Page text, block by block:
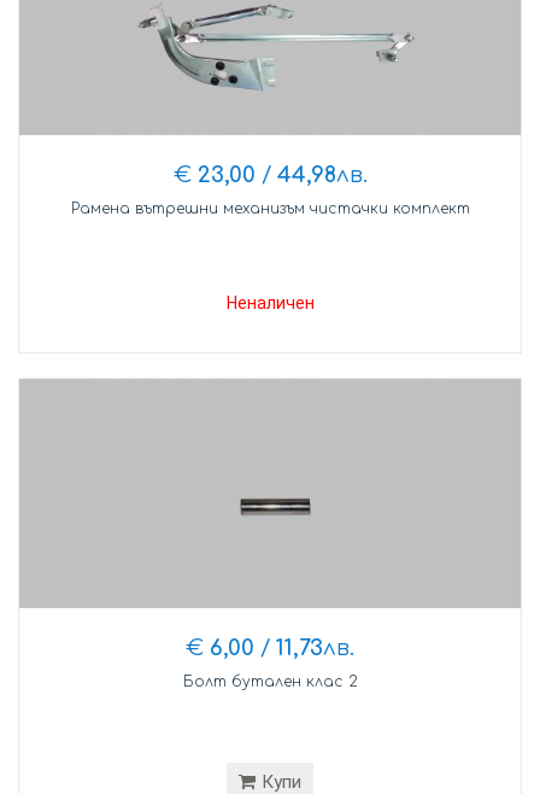
€ 23,00 / 44,98лв.
Рамена вътрешни механизъм чистачки комплект
Неналичен
€ 6,00 / 11,73лв.
Болт бутален клас 2
Купи